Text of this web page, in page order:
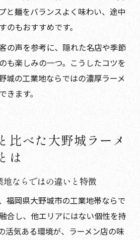
と麺をバランスよく味わい、途中
のもおすすめです。
の声を参考に、隠れた名店や季節
も楽しみの一つ。こうしたコツを
城の工業地ならではの濃厚ラーメ
きます。
比べた大野城ラーメ
は
ならではの違いと特徴
福岡県大野城市の工業地帯ならで
合し、他エリアにはない個性を持
活気ある環境が、ラーメン店の味